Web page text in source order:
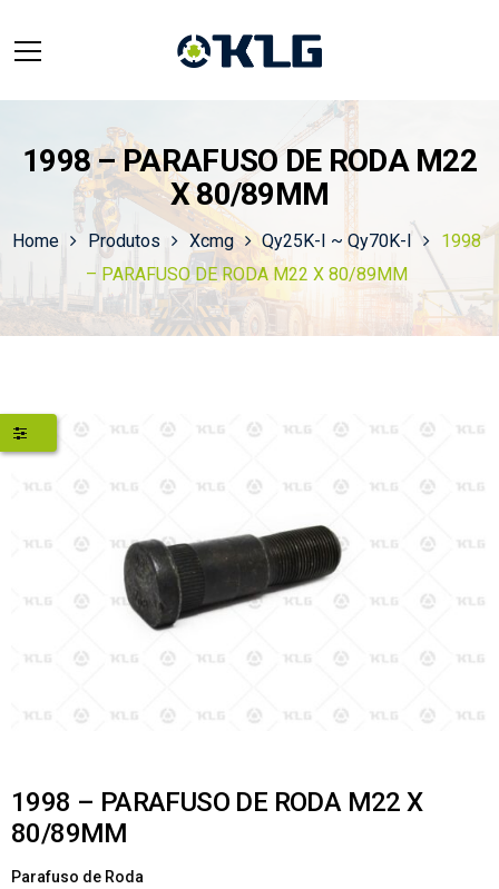
1998 – PARAFUSO DE RODA M22
X 80/89MM
Home Produtos Xcmg Qy25K-I ~ Qy70K-I
1998
– PARAFUSO DE RODA M22 X 80/89MM
1998 – PARAFUSO DE RODA M22 X
80/89MM
Parafuso de Roda